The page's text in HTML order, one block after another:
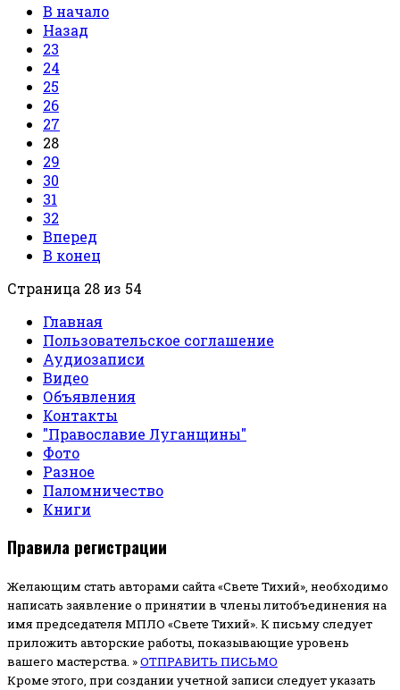
В начало
Назад
23
24
25
26
27
28
29
30
31
32
Вперед
В конец
Страница 28 из 54
Главная
Пользовательское соглашение
Аудиозаписи
Видео
Объявления
Контакты
"Православие Луганщины"
Фото
Разное
Паломничество
Книги
Правила регистрации
Желающим стать авторами сайта «Свете Тихий», необходимо
написать заявление о принятии в члены литобъединения на
имя председателя МПЛО «Свете Тихий». К письму следует
приложить авторские работы, показывающие уровень
вашего мастерства. »ОТПРАВИТЬ ПИСЬМО
Кроме этого, при создании учетной записи следует указать